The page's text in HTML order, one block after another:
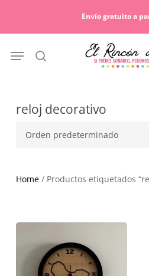
Envío gratuito a
search
Menu
reloj decorativo
Home/ Productos etiquetados